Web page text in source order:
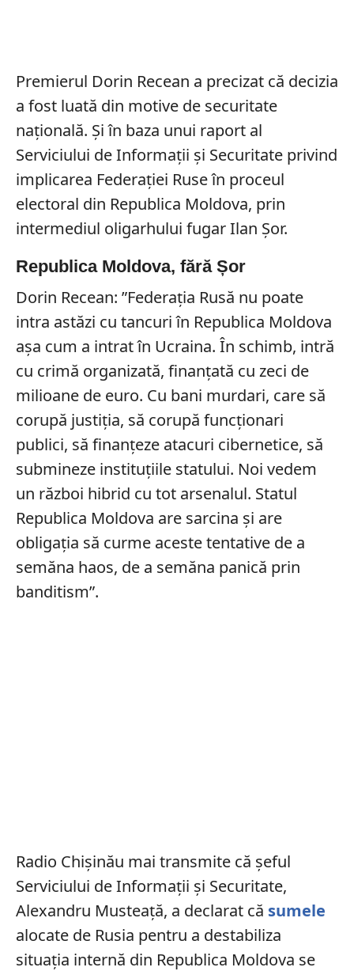
Premierul Dorin Recean a precizat că decizia
a fost luată din motive de securitate
națională. Și în baza unui raport al
Serviciului de Informaţii şi Securitate privind
implicarea Federației Ruse în proceul
electoral din Republica Moldova, prin
intermediul oligarhului fugar Ilan Şor.
Republica Moldova, fără Șor
Dorin Recean: ”Federația Rusă nu poate
intra astăzi cu tancuri în Republica Moldova
așa cum a intrat în Ucraina. În schimb, intră
cu crimă organizată, finanțată cu zeci de
milioane de euro. Cu bani murdari, care să
corupă justiţia, să corupă funcționari
publici, să finanțeze atacuri cibernetice, să
submineze instituțiile statului. Noi vedem
un război hibrid cu tot arsenalul. Statul
Republica Moldova are sarcina și are
obligația să curme aceste tentative de a
semăna haos, de a semăna panică prin
banditism”.
Radio Chișinău mai transmite că șeful
Serviciului de Informații și Securitate,
Alexandru Musteață, a declarat că sumele
alocate de Rusia pentru a destabiliza
situația internă din Republica Moldova se